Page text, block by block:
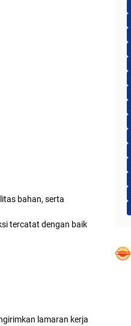
bahan, serta
tercatat dengan baik
lamaran kerja